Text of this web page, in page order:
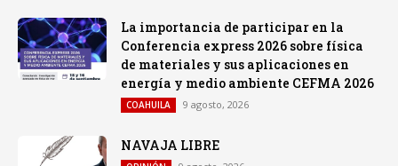
La importancia de participar en la
Conferencia express 2026 sobre física
de materiales y sus aplicaciones en
energía y medio ambiente CEFMA 2026
COAHUILA 9 agosto, 2026
NAVAJA LIBRE